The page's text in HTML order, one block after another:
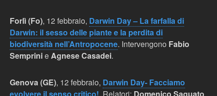
Forlì (Fo), 12 febbraio, Darwin Day – La farfalla di
Darwin: il sesso delle piante e la perdita di
biodiversità nell’Antropocene. Intervengono Fabio
SemprinieAgnese Casadei.
Genova (GE), 12 febbraio, Darwin Day- Facciamo